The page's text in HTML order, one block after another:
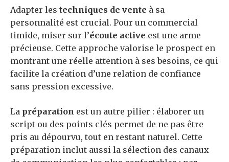
Adapter les techniques de vente à sa
personnalité est crucial. Pour un commercial
timide, miser sur l’écoute active est une arme
précieuse. Cette approche valorise le prospect en
montrant une réelle attention à ses besoins, ce qui
facilite la création d’une relation de confiance
sans pression excessive.
La préparation est un autre pilier : élaborer un
script ou des points clés permet de ne pas être
pris au dépourvu, tout en restant naturel. Cette
préparation inclut aussi la sélection des canaux